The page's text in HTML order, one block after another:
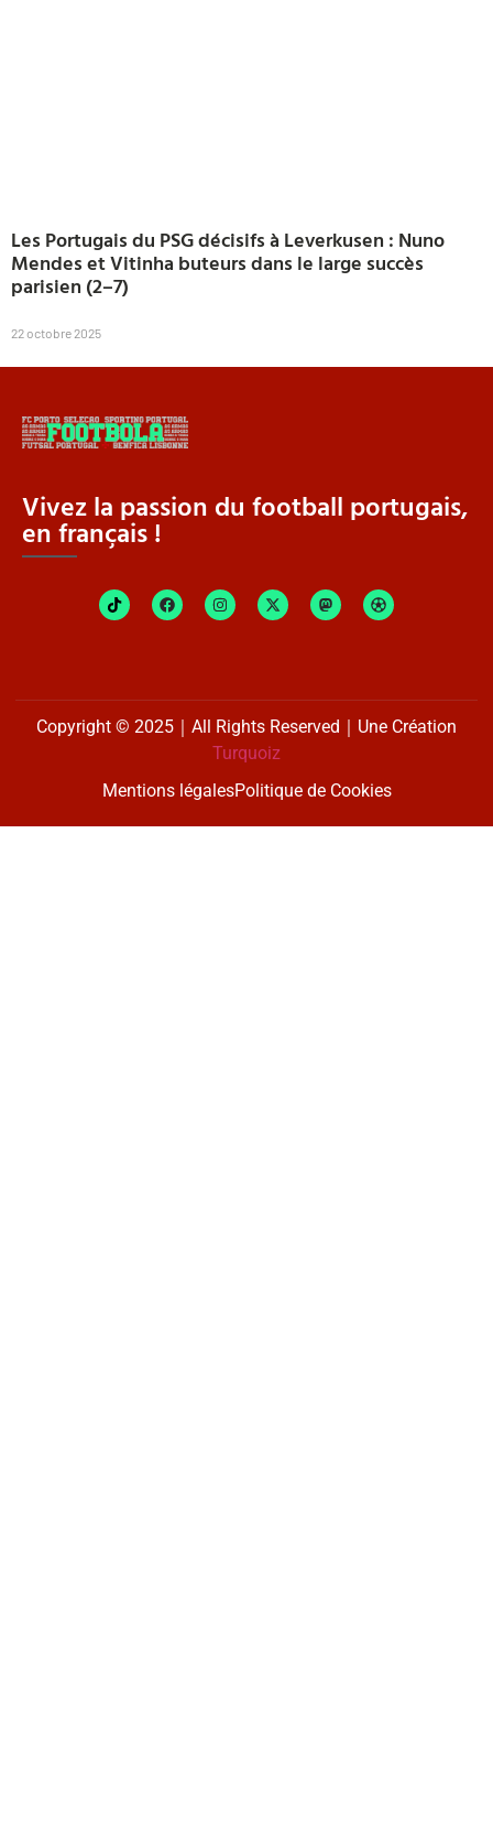
Les Portugais du PSG décisifs à Leverkusen : Nuno
Mendes et Vitinha buteurs dans le large succès
parisien (2–7)
22 octobre 2025
Vivez la passion du football portugais,
en français !
Copyright © 2025｜All Rights Reserved｜Une Création
Turquoiz
Mentions légalesPolitique de Cookies